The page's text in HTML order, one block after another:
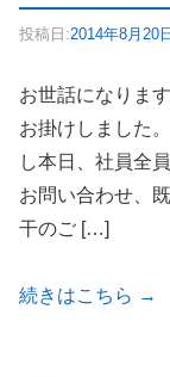
投稿日:2014年8月20日
お世話になりま
お掛けしました
し本日、社員全
お問い合わせ、
干のご […]
続きはこちら →